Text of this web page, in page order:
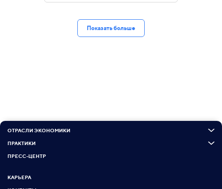
Показать больше
ОТРАСЛИ ЭКОНОМИКИ
ПРАКТИКИ
ПРЕСС-ЦЕНТР
КАРЬЕРА